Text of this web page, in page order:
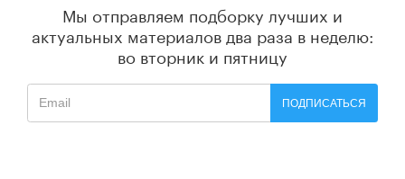
Мы отправляем подборку лучших и
актуальных материалов два раза в неделю:
во вторник и пятницу
ПОДПИСАТЬСЯ